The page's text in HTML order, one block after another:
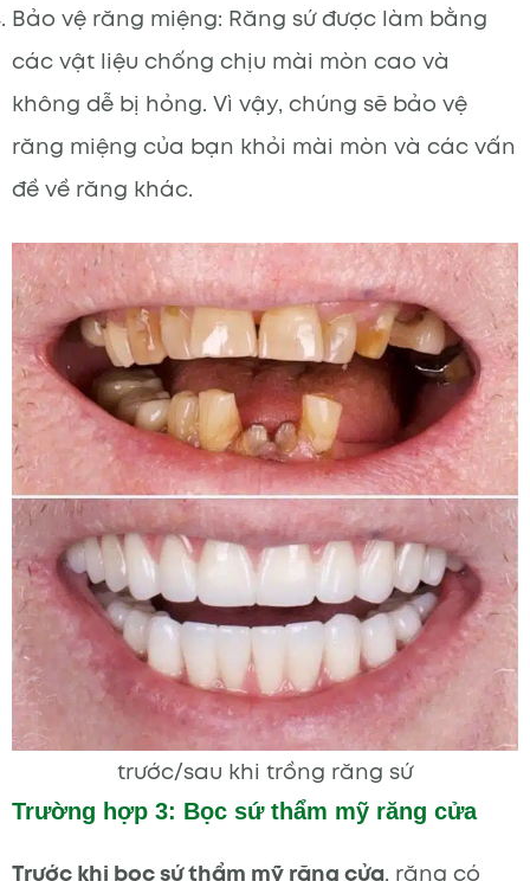
Bảo vệ răng miệng: Răng sứ được làm bằng
các vật liệu chống chịu mài mòn cao và
không dễ bị hỏng. Vì vậy, chúng sẽ bảo vệ
răng miệng của bạn khỏi mài mòn và các vấn
đề về răng khác.
trước/sau khi trồng răng sứ
Trường hợp 3: Bọc sứ thẩm mỹ răng cửa
Trước khi bọc sứ thẩm mỹ răng cửa, răng có